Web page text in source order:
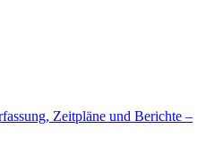
Zeitpläne und Berichte –